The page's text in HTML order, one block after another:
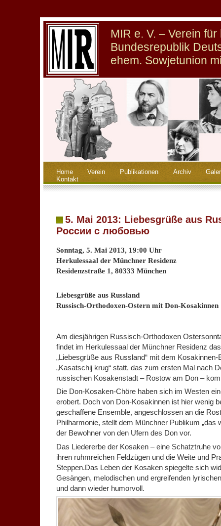
MIR e. V. – Verein
Bundesrepublik
ehem. Sowjetunion
Home Verein Publikationen Archiv
Kontakt
5. Mai 2013: Liebesgrüße aus
России с любовью
Sonntag, 5. Mai 2013, 19:00 Uhr
Herkulessaal der Münchner Residenz
Residenzstraße 1, 80333 München
Liebesgrüße aus Russland
Russisch-Orthodoxen-Ostern mit Don-Kosakinnen
Am diesjährigen Russisch-Orthodoxen
findet im Herkulessaal der Münchner Residenz
„Liebesgrüße aus Russland“ mit dem Kosakinnen-
„Kasatschij krug“ statt, das zum ersten Mal nach
russischen Kosakenstadt – Rostow am Don –
Die Don-Kosaken-Chöre haben sich im Westen
erobert. Doch von Don-Kosakinnen ist hier wenig
geschaffene Ensemble, angeschlossen an die
Philharmonie, stellt dem Münchner Publikum „das
der Bewohner von den Ufern des Don vor.
Das Liedererbe der Kosaken – eine Schatztruhe
ihren ruhmreichen Feldzügen und die Weite und
Steppen.Das Leben der Kosaken spiegelte sich
Gesängen, melodischen und ergreifenden
und dann wieder humorvoll.